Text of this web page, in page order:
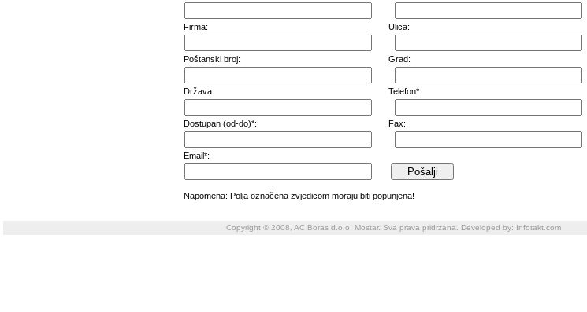
Firma: Ulica:
Poštanski broj: Grad:
Država: Telefon*:
Dostupan (od-do)*: Fax:
Email*:
Napomena: Polja označena zvjedicom moraju biti popunjena!
Copyright © 2008, AC Boras d.o.o. Mostar. Sva prava pridrzana. Developed by: Infotakt.com